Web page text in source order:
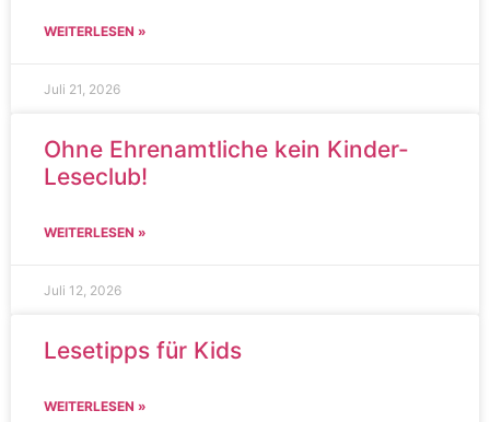
WEITERLESEN »
Juli 21, 2026
Ohne Ehrenamtliche kein Kinder-
Leseclub!
WEITERLESEN »
Juli 12, 2026
Lesetipps für Kids
WEITERLESEN »